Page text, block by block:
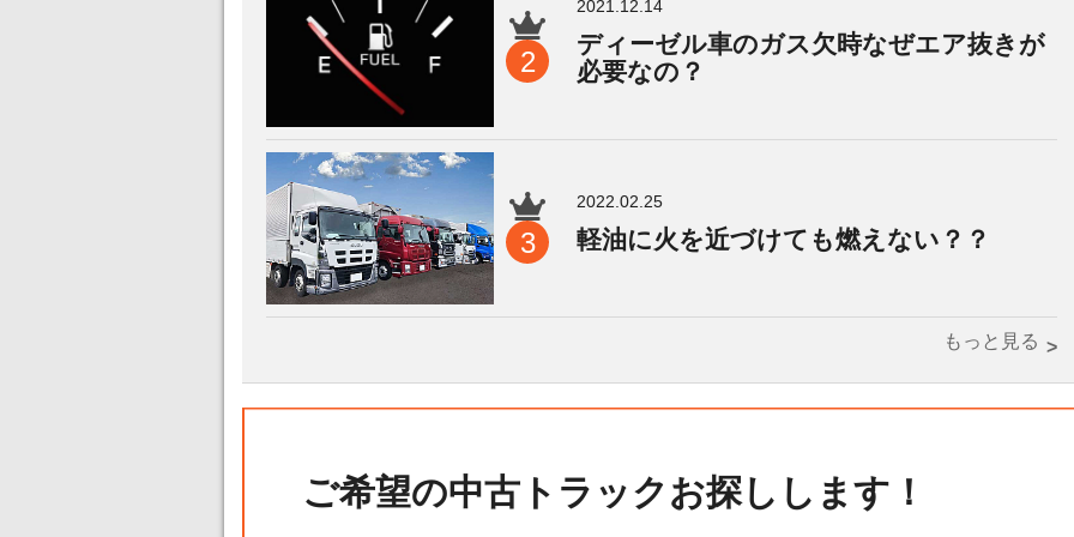
2
2021.12.14
ディーゼル車のガス欠時なぜエア抜きが
必要なの？
3
2022.02.25
軽油に火を近づけても燃えない？？
もっと見る
ご希望の中古トラックお探しします！